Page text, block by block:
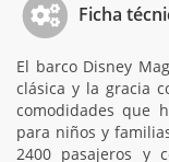
Ficha
El barco Disney
clásica y la gracia
comodidades que
para niños y
2400 pasajeros y